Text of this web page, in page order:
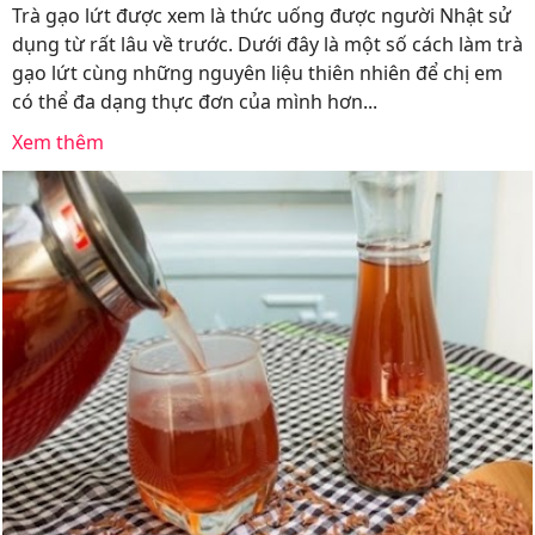
Trà gạo lứt được xem là thức uống được người Nhật sử
dụng từ rất lâu về trước. Dưới đây là một số cách làm trà
gạo lứt cùng những nguyên liệu thiên nhiên để chị em
có thể đa dạng thực đơn của mình hơn...
Xem thêm